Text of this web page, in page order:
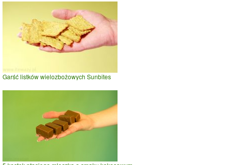
Garść listków wielozbożowych Sunbites